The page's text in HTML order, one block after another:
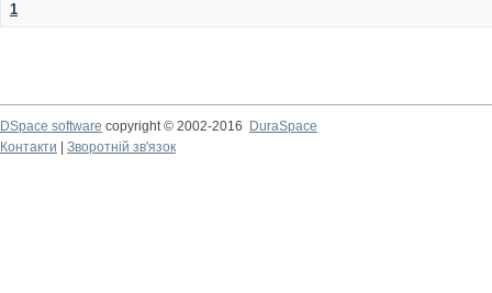
1
DSpace software copyright © 2002-2016
DuraSpace
Контакти
Зворотній зв'язок